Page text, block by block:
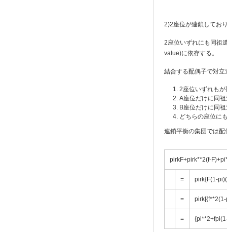
2)2座位が連鎖してお
2座位いずれにも同祖
value)に依存する。
結合する配偶子で対
2座位いずれも
A座位だけに同
B座位だけに同
どちらの座位に
連鎖平衡の集団では
pirkF+pirk**2(f-
= pirk{F(1-
=
=